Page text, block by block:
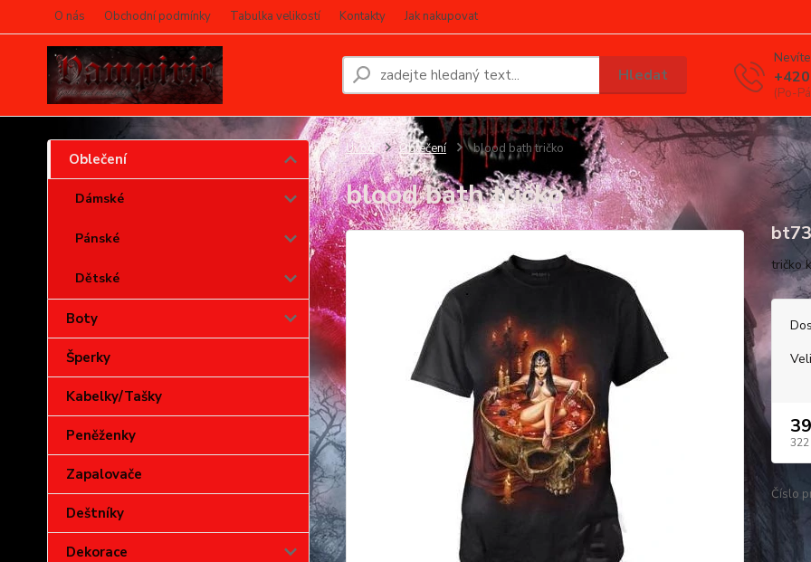
O nás Obchodní podmínky Tabulka velikostí Kontakty Jak nakupovat
Hledat
(Po-
Oblečení
Dámské
Pánské
Dětské
Boty
Šperky
Kabelky/Tašky
Peněženky
Zapalovače
Deštníky
Dekorace
Úvod Oblečení blood bath tričko
blood bath tričko
tričko
322
Číslo